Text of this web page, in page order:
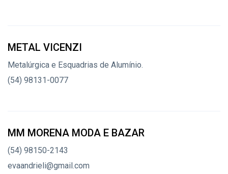
METAL VICENZI
Metalúrgica e Esquadrias de Alumínio.
(54) 98131-0077
MM MORENA MODA E BAZAR
(54) 98150-2143
evaandrieli@gmail.com